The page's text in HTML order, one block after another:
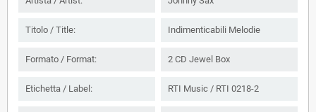
Titolo / Title: Indimenticabili Melodie
Formato / Format: 2 CD Jewel Box
Etichetta / Label: RTI Music / RTI 0218-2